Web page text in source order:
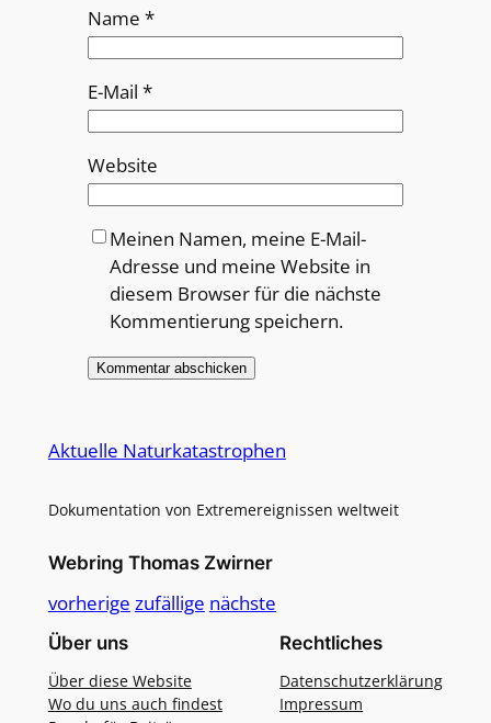
Name *
E-Mail *
Website
Meinen Namen, meine E-Mail-
Adresse und meine Website in
diesem Browser für die nächste
Kommentierung speichern.
Aktuelle Naturkatastrophen
Dokumentation von Extremereignissen weltweit
Webring Thomas Zwirner
vorherige zufällige nächste
Über uns
Über diese Website
Wo du uns auch findest
Rechtliches
Datenschutzerklärung
Impressum